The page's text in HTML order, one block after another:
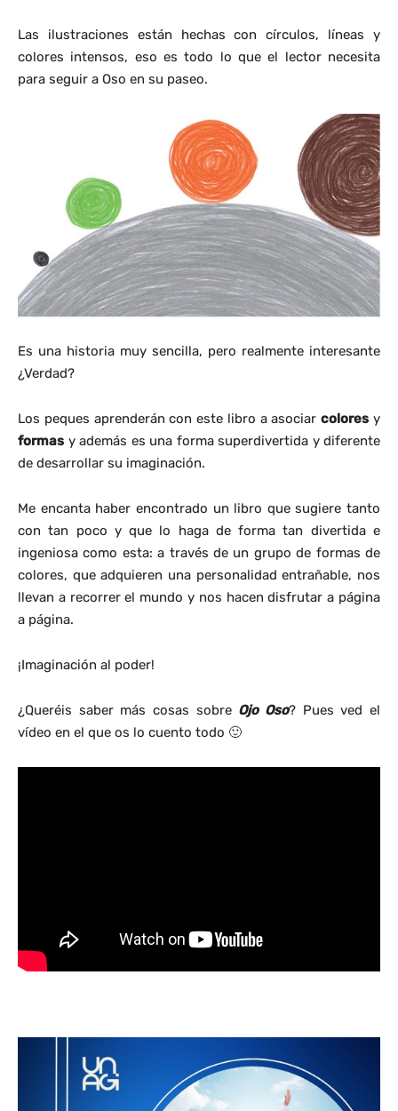
Las ilustraciones están hechas con círculos, líneas y
colores intensos, eso es todo lo que el lector necesita
para seguir a Oso en su paseo.
Es una historia muy sencilla, pero realmente interesante
¿Verdad?
Los peques aprenderán con este libro a asociarcolores y
formas y además es una forma superdivertida y diferente
de desarrollar su imaginación.
Me encanta haber encontrado un libro que sugiere tanto
con tan poco y que lo haga de forma tan divertida e
ingeniosa como esta: a través de un grupo de formas de
colores, que adquieren una personalidad entrañable, nos
llevan a recorrer el mundo y nos hacen disfrutar a página
a página.
¡Imaginación al poder!
¿Queréis saber más cosas sobre Ojo Oso? Pues ved el
vídeo en el que os lo cuento todo 🙂